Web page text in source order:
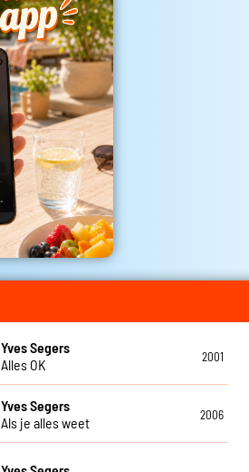
Yves Segers
Alles OK
2001
Yves Segers
Als je alles weet
2006